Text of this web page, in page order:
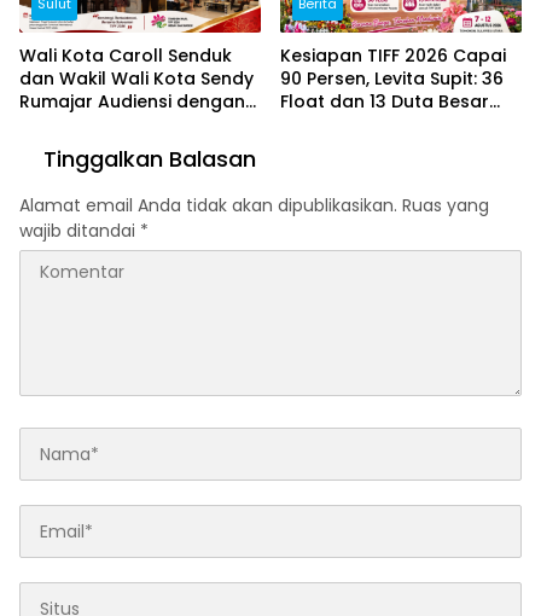
Wali Kota Caroll Senduk
dan Wakil Wali Kota Sendy
Rumajar Audiensi dengan
Dukungan untuk Sukseskan
TIFF 2026
Kesiapan TIFF 2026 Capai
90 Persen, Levita Supit: 36
Float dan 13 Duta Besar
Tinggalkan Balasan
Alamat email Anda tidak akan dipublikasikan. Ruas yang
wajib ditandai *